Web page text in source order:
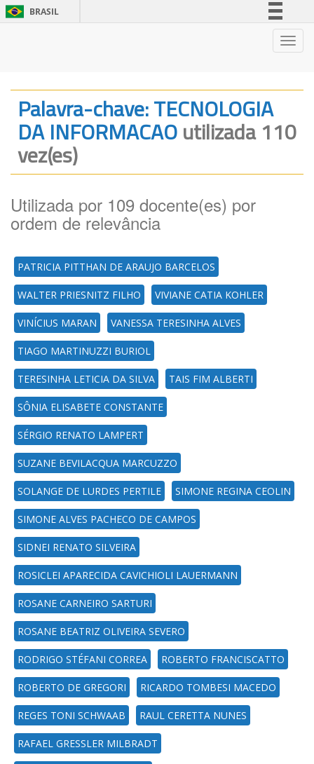
BRASIL
Legislação
Canais
Palavra-chave: TECNOLOGIA
DA INFORMACAOutilizada 110
vez(es)
Utilizada por 109 docente(es) por
ordem de relevância
PATRICIA PITTHAN DE ARAUJO BARCELOS
WALTER PRIESNITZ FILHO VIVIANE CATIA KOHLER
VINÍCIUS MARAN VANESSA TERESINHA ALVES
TIAGO MARTINUZZI BURIOL
TERESINHA LETICIA DA SILVA TAIS FIM ALBERTI
SÔNIA ELISABETE CONSTANTE
SÉRGIO RENATO LAMPERT
SUZANE BEVILACQUA MARCUZZO
SOLANGE DE LURDES PERTILE SIMONE REGINA CEOLIN
SIMONE ALVES PACHECO DE CAMPOS
SIDNEI RENATO SILVEIRA
ROSICLEI APARECIDA CAVICHIOLI LAUERMANN
ROSANE CARNEIRO SARTURI
ROSANE BEATRIZ OLIVEIRA SEVERO
RODRIGO STÉFANI CORREA ROBERTO FRANCISCATTO
ROBERTO DE GREGORI RICARDO TOMBESI MACEDO
REGES TONI SCHWAAB RAUL CERETTA NUNES
RAFAEL GRESSLER MILBRADT